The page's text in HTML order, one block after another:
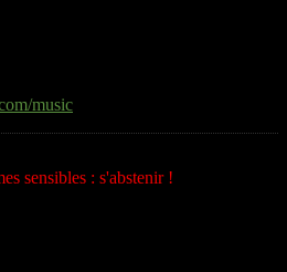
music
sensibles : s'abstenir !